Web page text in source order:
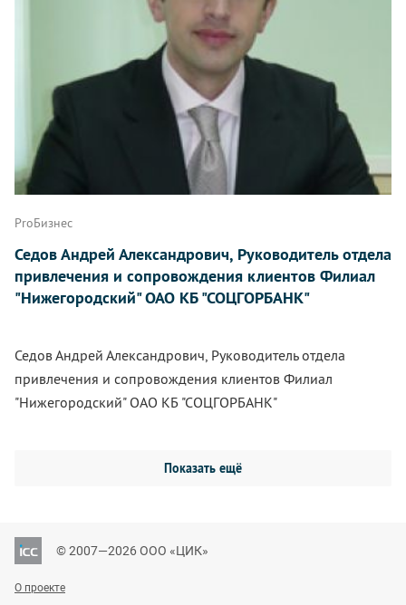
ProБизнес
Седов Андрей Александрович, Руководитель отдела
привлечения и сопровождения клиентов Филиал
"Нижегородский" ОАО КБ "СОЦГОРБАНК"
Седов Андрей Александрович, Руководитель отдела
привлечения и сопровождения клиентов Филиал
"Нижегородский" ОАО КБ "СОЦГОРБАНК"
Показать ещё
© 2007—2026 ООО «ЦИК»
О проекте